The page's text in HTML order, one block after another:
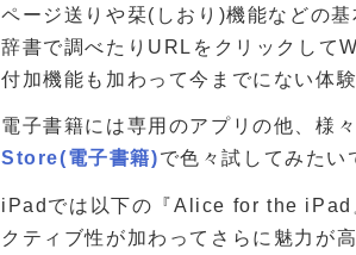
ページ送りや栞(しおり)機能などの
辞書で調べたりURLをクリックして
付加機能も加わって今までにない体
電子書籍には専用のアプリの他、様
Store(電子書籍)で色々試してみたい
iPadでは以下の『Alice for the iPad
クティブ性が加わってさらに魅力が